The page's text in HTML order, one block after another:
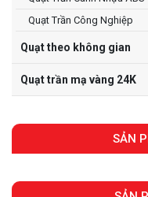
Quạt Trần Công Nghiệp
Quạt theo không gian
Quạt trần mạ vàng 24K
SẢN